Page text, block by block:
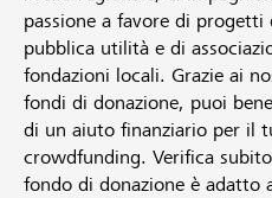
passione a favore di progetti
pubblica utilità e di
fondazioni locali. Grazie ai
fondi di donazione, puoi
di un aiuto finanziario per il
crowdfunding. Verifica
fondo di donazione è adatto